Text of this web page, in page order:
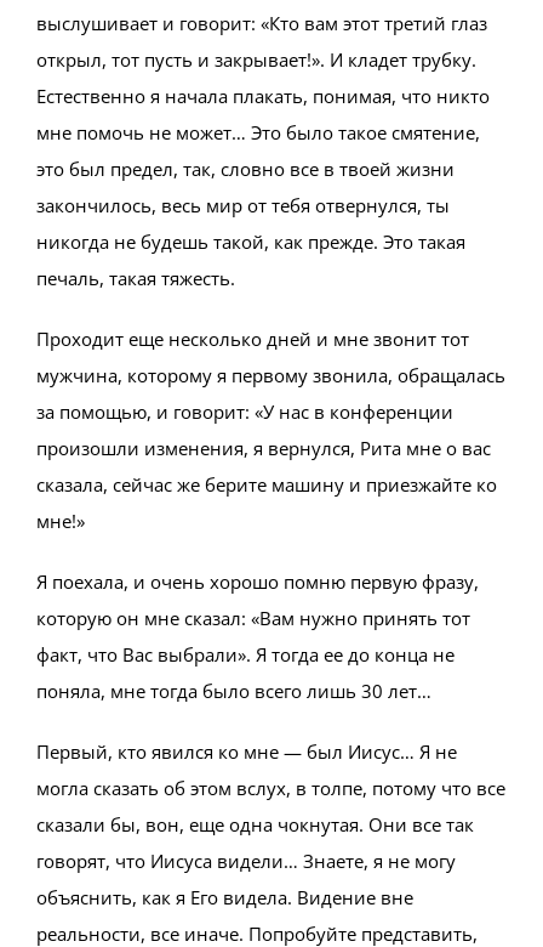
выслушивает и говорит: «Кто вам этот третий глаз
открыл, тот пусть и закрывает!». И кладет трубку.
Естественно я начала плакать, понимая, что никто
мне помочь не может… Это было такое смятение,
это был предел, так, словно все в твоей жизни
закончилось, весь мир от тебя отвернулся, ты
никогда не будешь такой, как прежде. Это такая
печаль, такая тяжесть.
Проходит еще несколько дней и мне звонит тот
мужчина, которому я первому звонила, обращалась
за помощью, и говорит: «У нас в конференции
произошли изменения, я вернулся, Рита мне о вас
сказала, сейчас же берите машину и приезжайте ко
мне!»
Я поехала, и очень хорошо помню первую фразу,
которую он мне сказал: «Вам нужно принять тот
факт, что Вас выбрали». Я тогда ее до конца не
поняла, мне тогда было всего лишь 30 лет…
Первый, кто явился ко мне — был Иисус… Я не
могла сказать об этом вслух, в толпе, потому что все
сказали бы, вон, еще одна чокнутая. Они все так
говорят, что Иисуса видели… Знаете, я не могу
объяснить, как я Его видела. Видение вне
реальности, все иначе. Попробуйте представить,